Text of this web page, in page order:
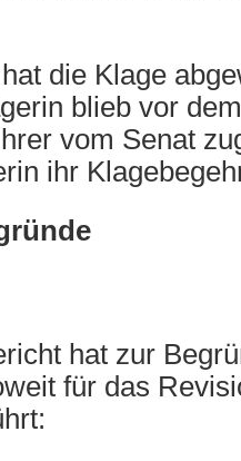
die Klage
blieb vor
vom Senat
ihr
hat zur
für das